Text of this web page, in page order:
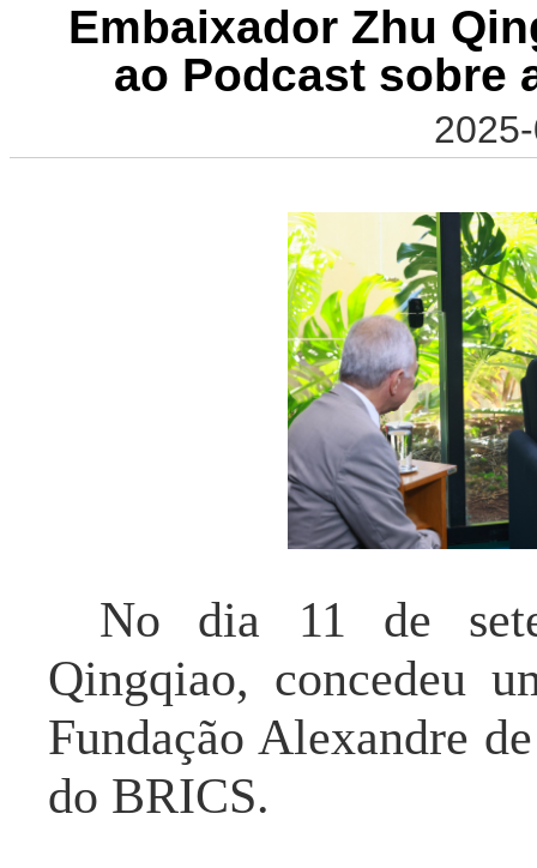
Embaixador Zhu
ao Podcast sobre
No dia 11 de
Qingqiao, concedeu
Fundação Alexandre
do BRICS.